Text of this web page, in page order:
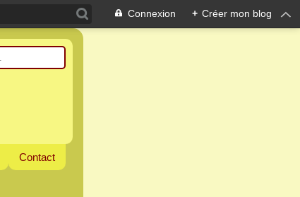
Connexion + Créer mon blog
Contact